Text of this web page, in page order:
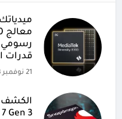
قدرات
21 نوفمبر 2023
الكشف